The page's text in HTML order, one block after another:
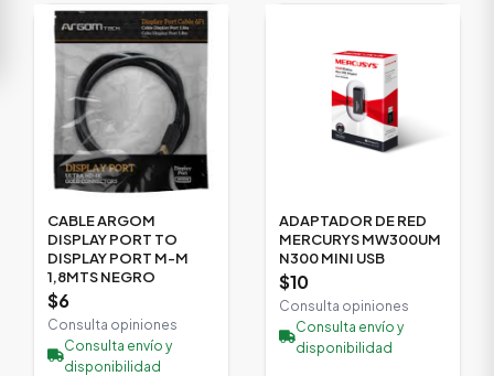
CABLE ARGOM
DISPLAY PORT TO
DISPLAY PORT M-M
1,8MTS NEGRO
$6
Consulta opiniones
Consulta envío y
disponibilidad
ADAPTADOR DE RED
MERCURYS MW300UM
N300 MINI USB
$10
Consulta opiniones
Consulta envío y
disponibilidad